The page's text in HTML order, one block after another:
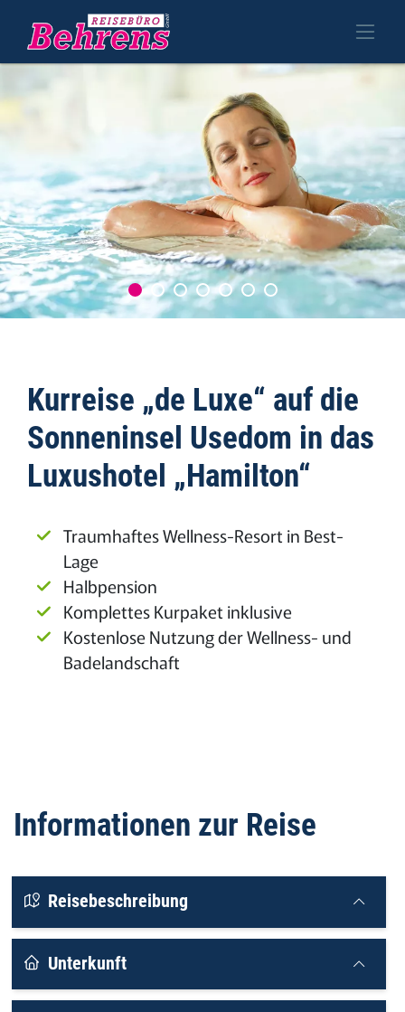
Kurreise „de Luxe“ auf die
Sonneninsel Usedom in das
Luxushotel „Hamilton“
Traumhaftes Wellness-Resort in Best-
Lage
Halbpension
Komplettes Kurpaket inklusive
Kostenlose Nutzung der Wellness- und
Badelandschaft
Informationen zur Reise
Reisebeschreibung
Unterkunft